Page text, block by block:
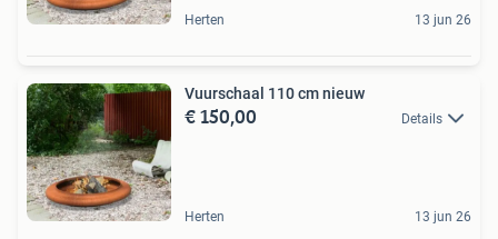
Herten 13 jun 26
Vuurschaal 110 cm nieuw
€ 150,00 Details
Herten 13 jun 26